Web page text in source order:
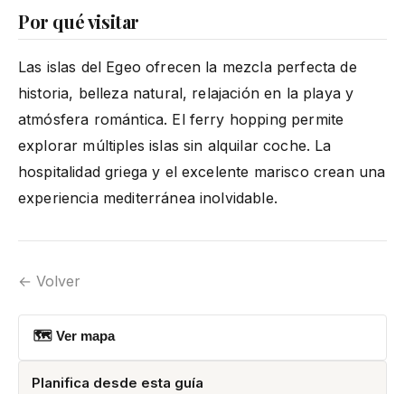
Por qué visitar
Las islas del Egeo ofrecen la mezcla perfecta de
historia, belleza natural, relajación en la playa y
atmósfera romántica. El ferry hopping permite
explorar múltiples islas sin alquilar coche. La
hospitalidad griega y el excelente marisco crean una
experiencia mediterránea inolvidable.
← Volver
🗺 Ver mapa
Planifica desde esta guía